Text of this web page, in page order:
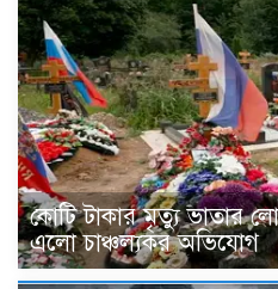
কোটি টাকার মৃত্যু ভাতার
এলো চাঞ্চল্যকর অভিযোগ